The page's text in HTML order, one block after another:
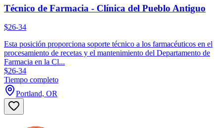
Técnico de Farmacia - Clínica del Pueblo Antiguo
$26-34
Esta posición proporciona soporte técnico a los farmacéuticos en el
procesamiento de recetas y el mantenimiento del Departamento de
Farmacia en la Cl...
$26-34
Tiempo completo
Portland, OR